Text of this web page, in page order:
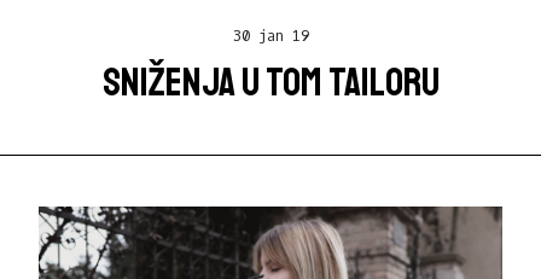
30 jan 19
SNIŽENJA U TOM TAILORU